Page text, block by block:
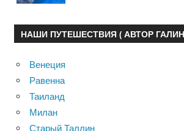
НАШИ ПУТЕШЕСТВИЯ ( АВТОР
Венеция
Равенна
Таиланд
Милан
Старый Таллин